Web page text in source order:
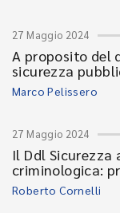
27 Maggio 2024
A proposito del
sicurezza
Marco Pelissero
27 Maggio 2024
Il Ddl
criminologica:
Roberto Cornelli